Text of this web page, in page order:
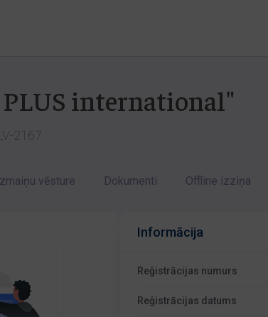
international"
2167
vēsture Dokumenti Offline izziņa
Informācija
Reģistrācijas numurs
Reģistrācijas datums